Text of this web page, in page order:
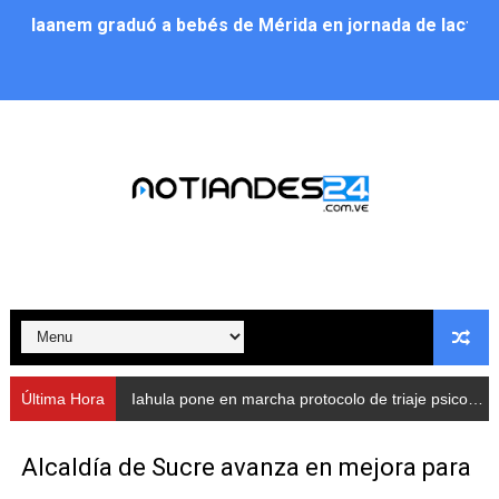
Iaanem graduó a bebés de Mérida en jornada de
Alcalde Nelson Álvarez llevó jornada recreativa a la
Nevado Gas optimiza servicio residencial en la
Balance semestral impulsa inclusión y atención a
Plan Vacacional Comunitario “Ríe 2026” recorre las
Alcaldía del Municipio Libertador realizó una jornada
Última Hora Iahula pone en marcha protocolo de triaje psicosocial para atender a rescatistas
Alcaldía de Sucre avanza en mejora para